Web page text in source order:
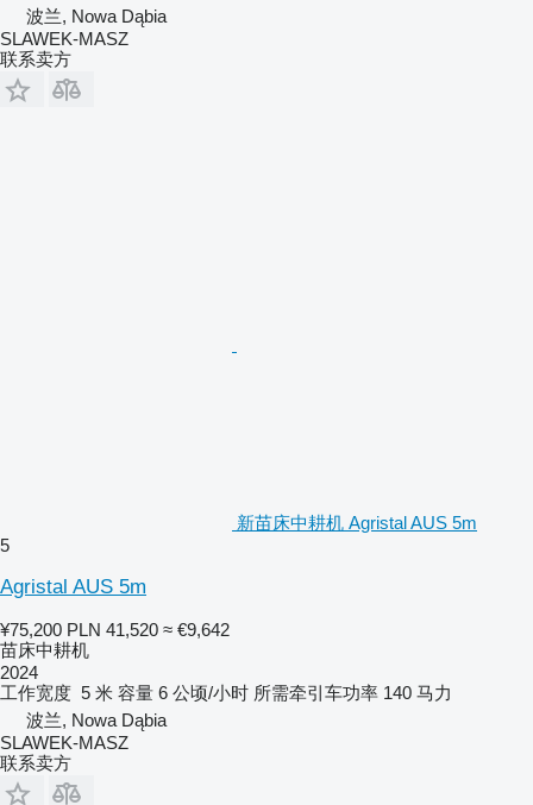
波兰, Nowa Dąbia
SLAWEK-MASZ
联系卖方
新苗床中耕机 Agristal AUS 5m
5
Agristal AUS 5m
¥75,200 PLN 41,520 ≈ €9,642
苗床中耕机
2024
工作宽度 5 米 容量 6 公顷/小时 所需牵引车功率 140 马力
波兰, Nowa Dąbia
SLAWEK-MASZ
联系卖方